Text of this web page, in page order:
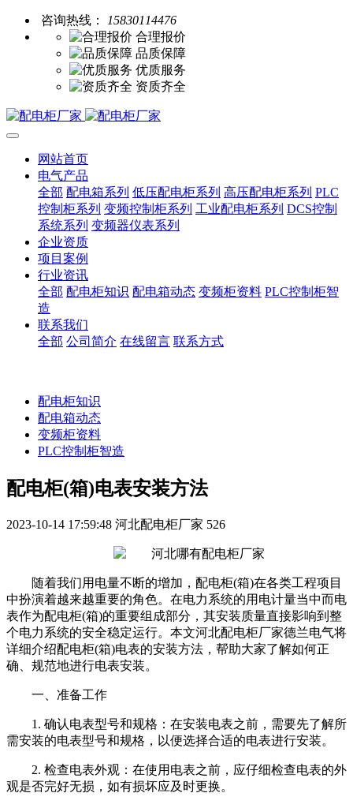
咨询热线：
15830114476
合理报价
品质保障
优质服务
资质齐全
网站首页
电气产品
全部 配电箱系列 低压配电柜系列 高压配电柜系列 PLC
控制柜系列 变频控制柜系列 工业配电柜系列 DCS控制
系统系列 变频器仪表系列
企业资质
项目案例
行业资讯
全部 配电柜知识 配电箱动态 变频柜资料 PLC控制柜智
造
联系我们
全部 公司简介 在线留言 联系方式
配电柜知识
配电箱动态
变频柜资料
PLC控制柜智造
配电柜(箱)电表安装方法
2023-10-14 17:59:48 河北配电柜厂家 526
随着我们用电量不断的增加，配电柜(箱)在各类工程项目
中扮演着越来越重要的角色。 在电力系统的用电计量当中而电
表作为配电柜(箱)的重要组成部分，其安装质量直接影响到整
个电力系统的安全稳定运行。本文河北配电柜厂家德兰电气将
详细介绍配电柜(箱)电表的安装方法，帮助大家了解如何正
确、规范地进行电表安装。
一、准备工作
1. 确认电表型号和规格：在安装电表之前，需要先了解所
需安装的电表型号和规格，以便选择合适的电表进行安装。
2. 检查电表外观：在使用电表之前，应仔细检查电表的外
观是否完好无损，如有损坏应及时更换。